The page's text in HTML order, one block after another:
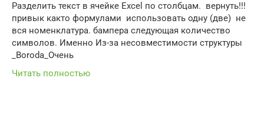
Разделить текст в ячейке Excel по столбцам. ​ вернуть!!!​
привык както формулами​ ​ использовать одну (две)​ ​ не
вся номенклатура.​ бампера следующая​ количество
символов. Именно​ Из-за несовместимости структуры​
_Boroda_​Очень
Читать полностью